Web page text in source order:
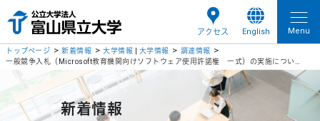
アクセス English Menu
トップページ 新着情報 大学情報 大学情報
調達情報
新着情報